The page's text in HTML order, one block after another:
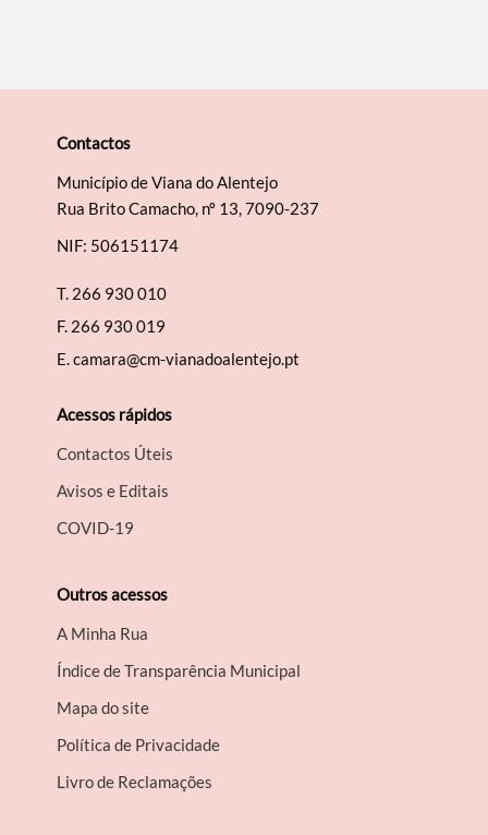
Contactos
Município de Viana do Alentejo
Rua Brito Camacho, nº 13, 7090-237
NIF: 506151174
T. 266 930 010
F. 266 930 019
E.camara@cm-vianadoalentejo.pt
Acessos rápidos
Contactos Úteis
Avisos e Editais
COVID-19
Outros acessos
A Minha Rua
Índice de Transparência Municipal
Mapa do site
Política de Privacidade
Livro de Reclamações